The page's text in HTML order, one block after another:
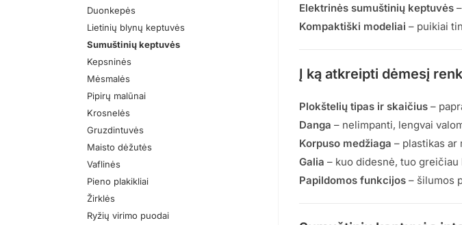
Elektrinės sumuštinių keptuvės–
Kompaktiški modeliai – puikiai
Į ką atkreipti dėmesį
Plokštelių tipas ir skaičius–
Danga – nelimpanti, lengvai
Korpuso medžiaga – plastikas ar
Galia – kuo didesnė, tuo greičiau
Papildomos funkcijos– šilumos
Duonkepės
Lietinių blynų keptuvės
Sumuštinių keptuvės
Kepsninės
Mėsmalės
Pipirų malūnai
Krosnelės
Gruzdintuvės
Maisto dėžutės
Vaflinės
Pieno plakikliai
Žirklės
Ryžių virimo puodai